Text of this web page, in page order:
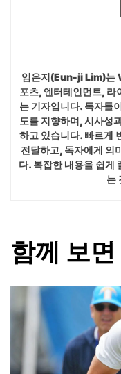
임은지(Eun-ji Lim)는
포츠, 엔터테인먼트, 라
는 기자입니다. 독자들
도를 지향하며, 시사성
하고 있습니다. 빠르게
전달하고, 독자에게 의
다. 복잡한 내용을 쉽게
는
함께 보